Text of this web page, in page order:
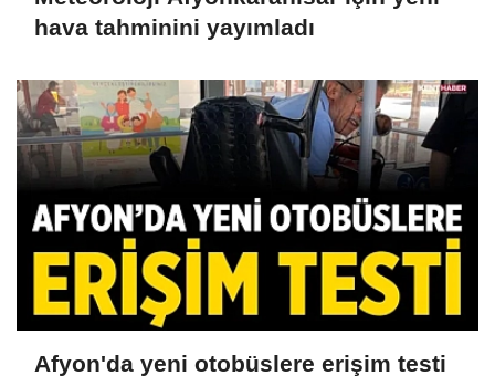
hava tahminini yayımladı
Afyon'da yeni otobüslere erişim testi